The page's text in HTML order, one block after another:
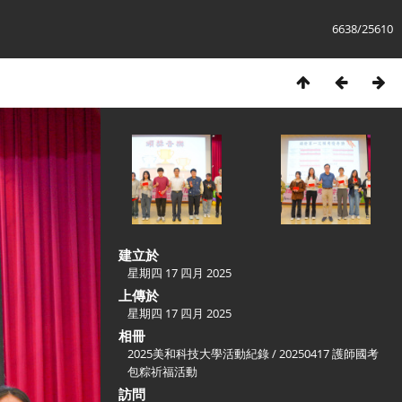
6638/25610
建立於
星期四 17 四月 2025
上傳於
星期四 17 四月 2025
相冊
2025美和科技大學活動紀錄/20250417 護師國考
包粽祈福活動
訪問